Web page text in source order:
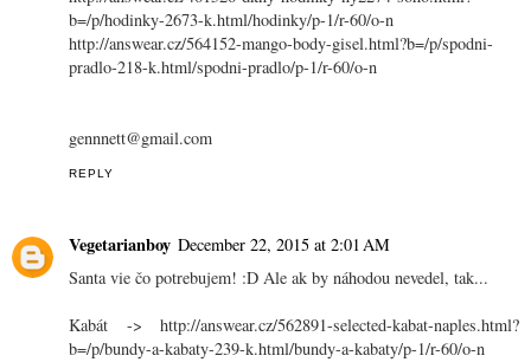
b=/p/hodinky-2673-k.html/hodinky/p-1/r-60/o-n
http://answear.cz/564152-mango-body-gisel.html?b=/p/spodni-
pradlo-218-k.html/spodni-pradlo/p-1/r-60/o-n
gennnett@gmail.com
REPLY
Vegetarianboy December 22, 2015 at 2:01 AM
Santa vie čo potrebujem! :D Ale ak by náhodou nevedel, tak...
Kabát -> http://answear.cz/562891-selected-kabat-naples.html?
b=/p/bundy-a-kabaty-239-k.html/bundy-a-kabaty/p-1/r-60/o-n